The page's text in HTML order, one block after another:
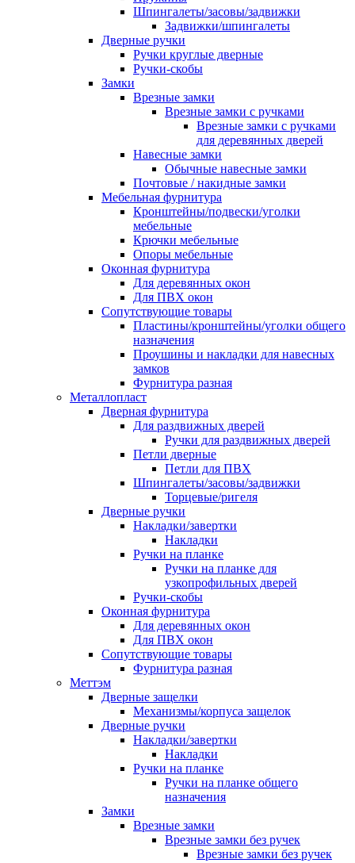
Шпингалеты/засовы/задвижки
Задвижки/шпингалеты
Дверные ручки
Ручки круглые дверные
Ручки-скобы
Замки
Врезные замки
Врезные замки с ручками
Врезные замки с ручками
для деревянных дверей
Навесные замки
Обычные навесные замки
Почтовые / накидные замки
Мебельная фурнитура
Кронштейны/подвески/уголки
мебельные
Крючки мебельные
Опоры мебельные
Оконная фурнитура
Для деревянных окон
Для ПВХ окон
Сопутствующие товары
Пластины/кронштейны/уголки общего
назначения
Проушины и накладки для навесных
замков
Фурнитура разная
Металлопласт
Дверная фурнитура
Для раздвижных дверей
Ручки для раздвижных дверей
Петли дверные
Петли для ПВХ
Шпингалеты/засовы/задвижки
Торцевые/ригеля
Дверные ручки
Накладки/завертки
Накладки
Ручки на планке
Ручки на планке для
узкопрофильных дверей
Ручки-скобы
Оконная фурнитура
Для деревянных окон
Для ПВХ окон
Сопутствующие товары
Фурнитура разная
Меттэм
Дверные защелки
Механизмы/корпуса защелок
Дверные ручки
Накладки/завертки
Накладки
Ручки на планке
Ручки на планке общего
назначения
Замки
Врезные замки
Врезные замки без ручек
Врезные замки без ручек